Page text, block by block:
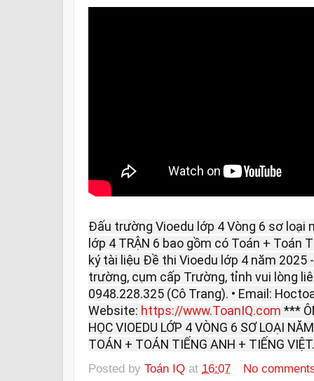
Đấu trường Vioedu lớp 4 Vòng 6 sơ loại
lớp 4 TRẬN 6 bao gồm có Toán + Toán
ký tài liệu Đề thi Vioedu lớp 4 năm 2025
trường, cụm cấp Trường, tỉnh vui lòng
0948.228.325 (Cô Trang). • Email:
Website: https://www.ToanIQ.com ***
HỌC VIOEDU LỚP 4 VÒNG 6 SƠ LOẠI
TOÁN + TOÁN TIẾNG ANH + TIẾNG VIỆT.
Posted by Toán IQ at 16:07
No